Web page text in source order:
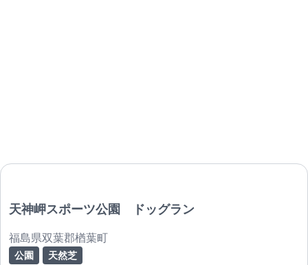
天神岬スポーツ公園 ドッグラン
福島県双葉郡楢葉町
公園 天然芝